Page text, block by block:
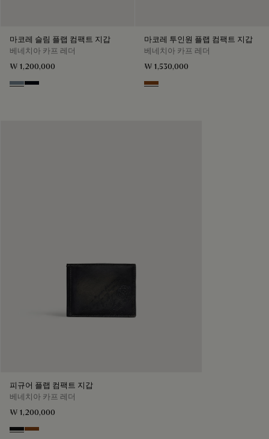
마코레 슬림 플랩 컴팩트 지갑
베네치아 카프 레더
₩ 1,200,000
Bleu Brume
Atlantide
마코레 투인원 플랩 컴팩트 지갑
베네치아 카프 레더
₩ 1,530,000
Cacao Intenso
피규어 플랩 컴팩트 지갑
베네치아 카프 레더
₩ 1,200,000
Nero Grigio
Cacao Intenso